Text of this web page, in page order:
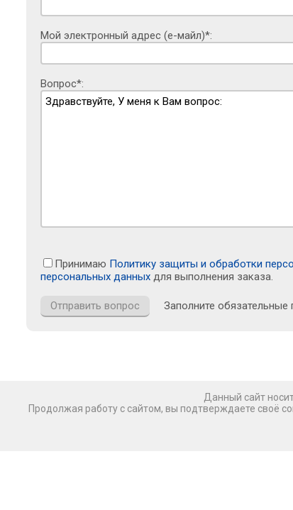
Мой электронный адрес (е-майл)*:
Вопрос*:
Принимаю Политику защиты и обработки
персональных данных для выполнения заказа.
Заполните обязательные
Данный сайт
Продолжая работу с сайтом, вы подтверждаете своё